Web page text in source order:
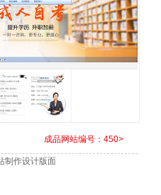
成品网站编号：450>
制作设计版面